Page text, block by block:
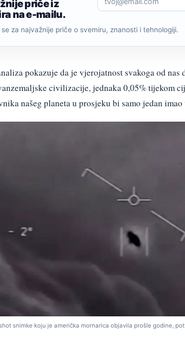
priče iz
na e-mailu.
za najvažnije priče o svemiru, znanosti i tehnologiji.
pokazuje da je vjerojatnost svakoga od
civilizacije, jednaka 0,05% tijekom
našeg planeta u prosjeku bi samo jedan
snimke koju je američka mornarica objavila prošle godine,